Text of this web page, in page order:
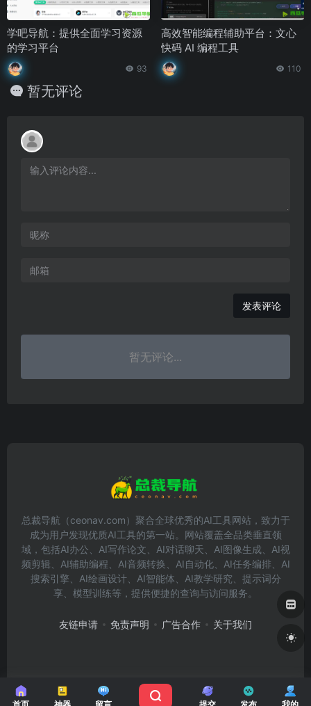
学吧导航：提供全面学习资源
的学习平台
93
高效智能编程辅助平台：文心
快码 AI 编程工具
110
暂无评论
发表评论
暂无评论...
总裁导航（ceonav.com）聚合全球优秀的AI工具网站，致力于
成为用户发现优质AI工具的第一站。网站覆盖全品类垂直领
域，包括AI办公、AI写作论文、AI对话聊天、AI图像生成、AI视
频剪辑、AI辅助编程、AI音频转换、AI自动化、AI任务编排、AI
搜索引擎、AI绘画设计、AI智能体、AI教学研究、提示词分
享、模型训练等，提供便捷的查询与访问服务。
友链申请 免责声明 广告合作 关于我们
Copyright © 2026